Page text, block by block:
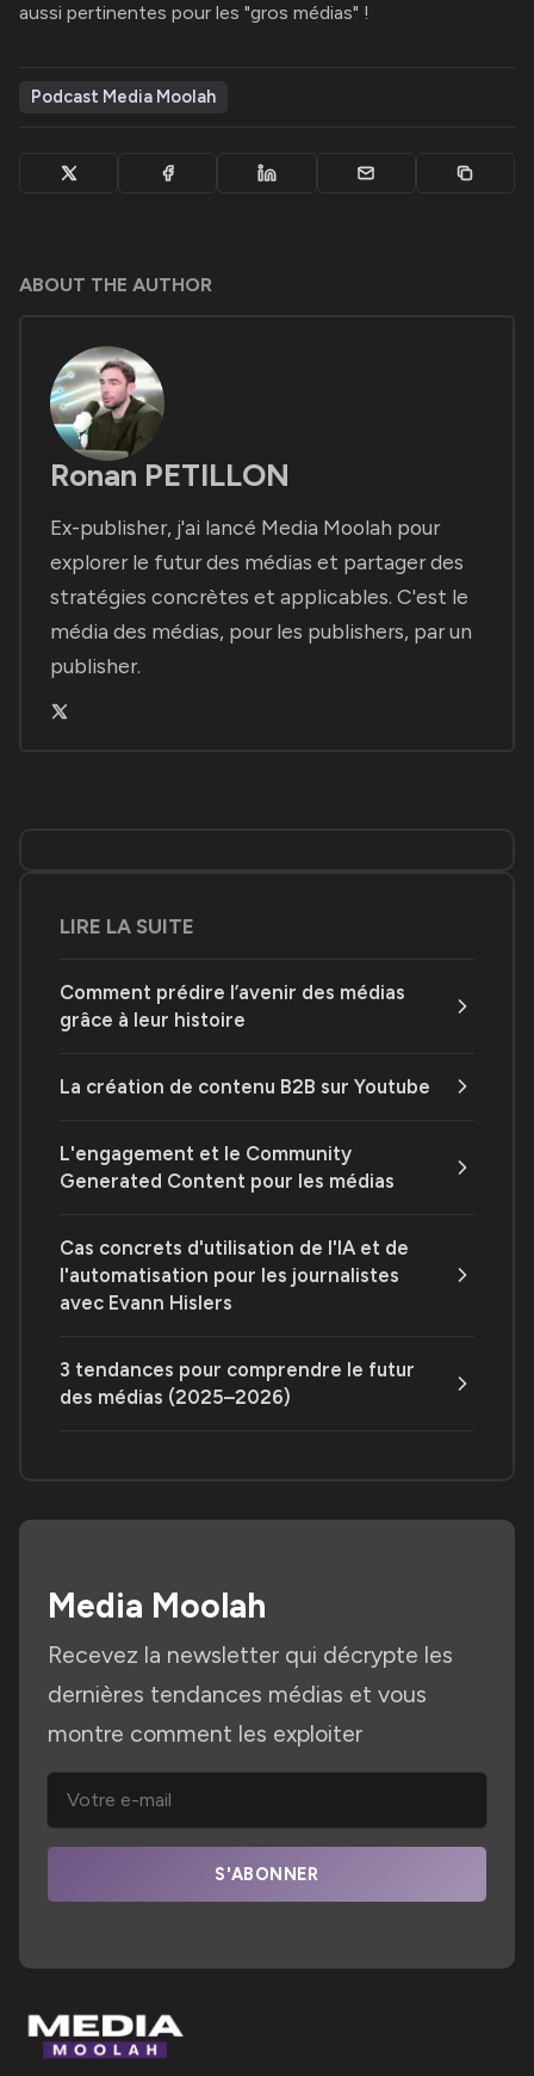
aussi pertinentes pour les "gros médias" !
Podcast Media Moolah
ABOUT THE AUTHOR
Ronan PETILLON
Ex-publisher, j'ai lancé Media Moolah pour
explorer le futur des médias et partager des
stratégies concrètes et applicables. C'est le
média des médias, pour les publishers, par un
publisher.
LIRE LA SUITE
Comment prédire l’avenir des médias
grâce à leur histoire
La création de contenu B2B sur Youtube
L'engagement et le Community
Generated Content pour les médias
Cas concrets d'utilisation de l'IA et de
l'automatisation pour les journalistes
avec Evann Hislers
3 tendances pour comprendre le futur
des médias (2025–2026)
Media Moolah
Recevez la newsletter qui décrypte les
dernières tendances médias et vous
montre comment les exploiter
S'ABONNER